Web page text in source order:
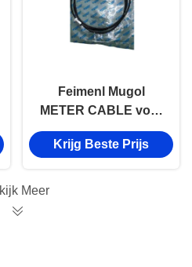
Feimenl Mugol
METER CABLE voor
ISUZU NHKR TRUCK,
OEM 4401762-0001-
Krijg Beste Prijs
Meer